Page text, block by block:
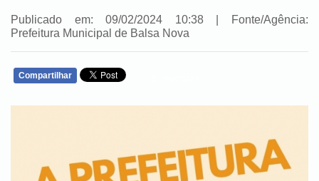
Publicado em: 09/02/2024 10:38 | Fonte/Agência:
Prefeitura Municipal de Balsa Nova
Compartilhar